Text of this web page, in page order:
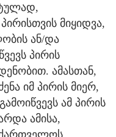
მიყიდვა,
ან/და
პირის
ამასთან,
იმ პირის მიერ,
ამ პირის
ამისა,